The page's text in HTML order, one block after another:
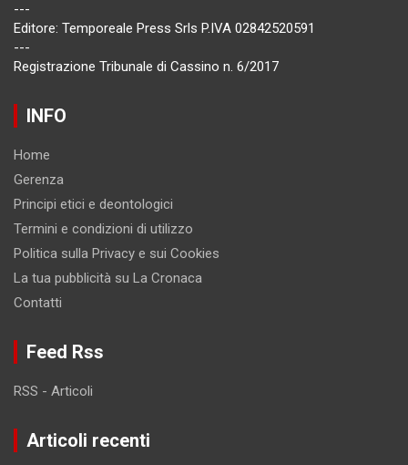
---
Editore: Temporeale Press Srls P.IVA 02842520591
---
Registrazione Tribunale di Cassino n. 6/2017
INFO
Home
Gerenza
Principi etici e deontologici
Termini e condizioni di utilizzo
Politica sulla Privacy e sui Cookies
La tua pubblicità su La Cronaca
Contatti
Feed Rss
RSS - Articoli
Articoli recenti